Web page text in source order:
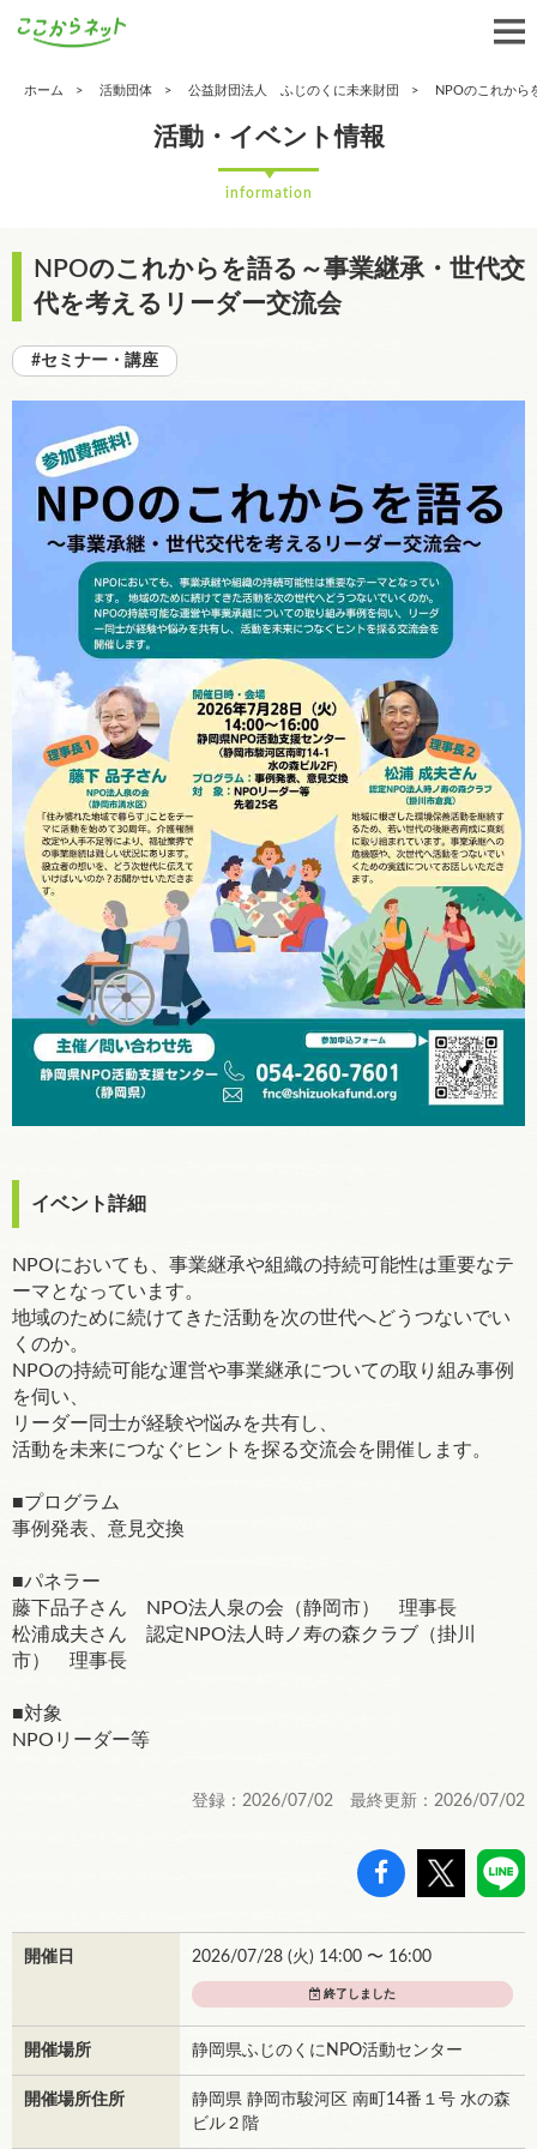
ホーム 活動団体 公益財団法人 ふじのくに未来財団 NPOのこれから
活動・イベント情報
information
NPOのこれからを語る～事業継承・世代交
代を考えるリーダー交流会
#セミナー・講座
イベント詳細
NPOにおいても、事業継承や組織の持続可能性は重要なテ
ーマとなっています。
地域のために続けてきた活動を次の世代へどうつないでい
くのか。
NPOの持続可能な運営や事業継承についての取り組み事例
を伺い、
リーダー同士が経験や悩みを共有し、
活動を未来につなぐヒントを探る交流会を開催します。
■プログラム
事例発表、意見交換
■パネラー
藤下品子さん NPO法人泉の会（静岡市） 理事長
松浦成夫さん 認定NPO法人時ノ寿の森クラブ（掛川
市） 理事長
■対象
NPOリーダー等
登録：2026/07/02 最終更新：2026/07/02
開催日 2026/07/28 (火 ) 14:00 〜 16:00
終了しました
開催場所 静岡県ふじのくにNPO活動センター
開催場所住所
静岡県 静岡市駿河区 南町14番１号 水の森
ビル２階